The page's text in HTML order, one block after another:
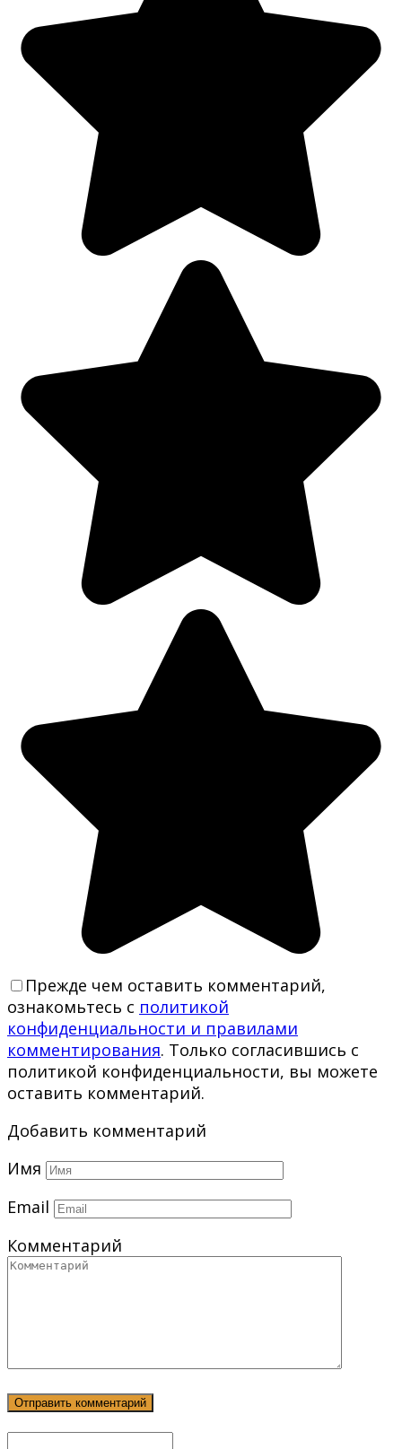
Прежде чем оставить комментарий,
ознакомьтесь с политикой
конфиденциальности и правилами
комментирования. Только согласившись с
политикой конфиденциальности, вы можете
оставить комментарий.
Добавить комментарий
Имя
Email
Комментарий